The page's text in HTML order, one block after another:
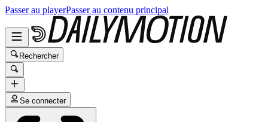
Passer au playerPasser au contenu principal
Rechercher
Se connecter